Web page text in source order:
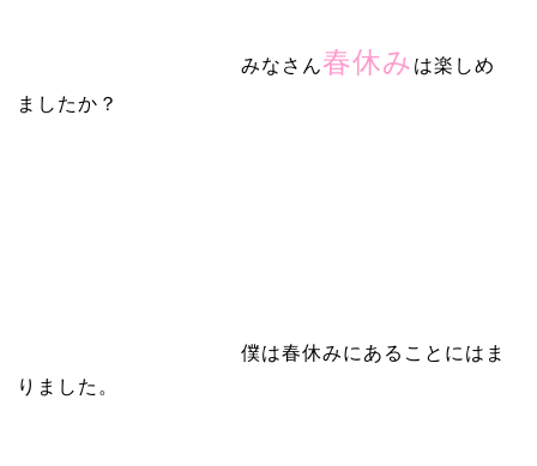
みなさん春休み は楽しめ
ましたか？
僕は春休みにあることにはま
りました。